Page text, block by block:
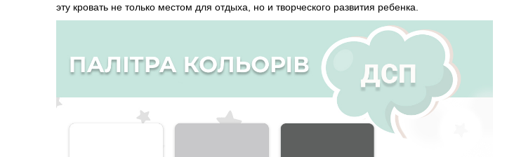
эту кровать не только местом для отдыха, но и творческого развития ребенка.